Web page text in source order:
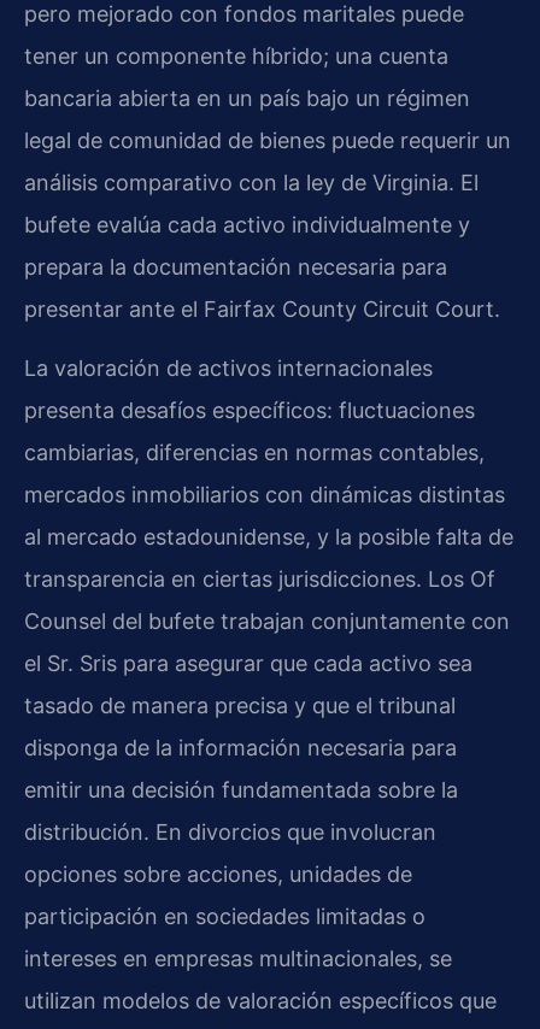
pero mejorado con fondos maritales puede
tener un componente híbrido; una cuenta
bancaria abierta en un país bajo un régimen
legal de comunidad de bienes puede requerir un
análisis comparativo con la ley de Virginia. El
bufete evalúa cada activo individualmente y
prepara la documentación necesaria para
presentar ante el Fairfax County Circuit Court.
La valoración de activos internacionales
presenta desafíos específicos: fluctuaciones
cambiarias, diferencias en normas contables,
mercados inmobiliarios con dinámicas distintas
al mercado estadounidense, y la posible falta de
transparencia en ciertas jurisdicciones. Los Of
Counsel del bufete trabajan conjuntamente con
el Sr. Sris para asegurar que cada activo sea
tasado de manera precisa y que el tribunal
disponga de la información necesaria para
emitir una decisión fundamentada sobre la
distribución. En divorcios que involucran
opciones sobre acciones, unidades de
participación en sociedades limitadas o
intereses en empresas multinacionales, se
utilizan modelos de valoración específicos que